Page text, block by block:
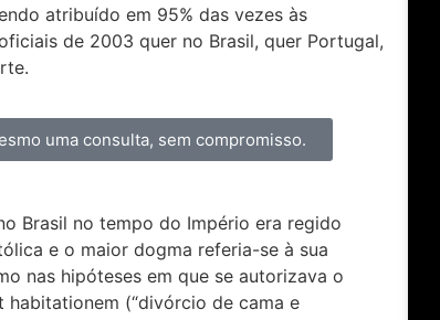
atribuído em 95% das vezes às
de 2003 quer no Brasil, quer Portugal,
uma consulta, sem compromisso.
Brasil no tempo do Império era regido
e o maior dogma referia-se à sua
nas hipóteses em que se autorizava o
(“divórcio de cama e